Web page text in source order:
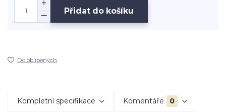
Přidat do košíku
Do oblíbených
Kompletní specifikace Komentáře 0